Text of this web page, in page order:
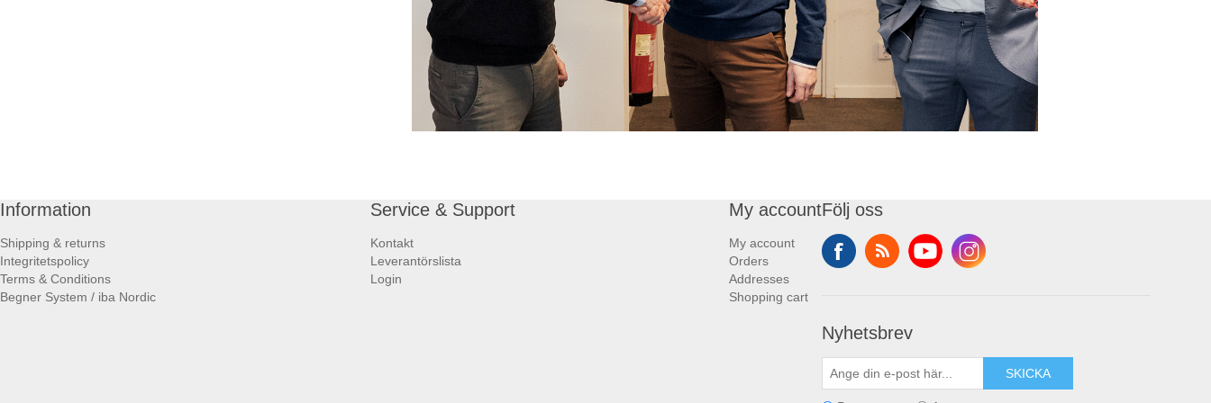
Information
Shipping & returns
Integritetspolicy
Terms & Conditions
Begner System / iba Nordic
Service & Support
Kontakt
Leverantörslista
Login
My account
My account
Orders
Addresses
Shopping cart
Följ oss
Nyhetsbrev
SKICKA